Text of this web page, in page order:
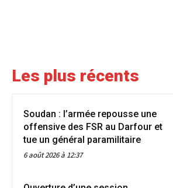
Les plus récents
Soudan : l’armée repousse une
offensive des FSR au Darfour et
tue un général paramilitaire
6 août 2026 à 12:37